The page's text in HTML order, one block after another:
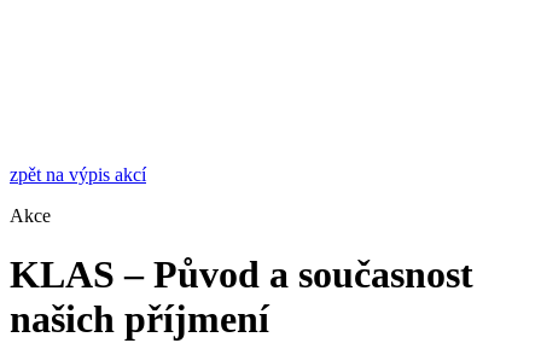
zpět na výpis akcí
Akce
KLAS – Původ a současnost
našich příjmení